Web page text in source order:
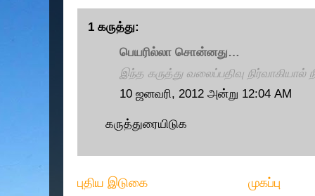
1 கருத்து:
பெயரில்லா சொன்னது…
இந்த கருத்து வலைப்பதிவு நிர்வாகியால்
10 ஜனவரி, 2012 அன்று 12:04 AM
கருத்துரையிடுக
புதிய இடுகை முகப்பு